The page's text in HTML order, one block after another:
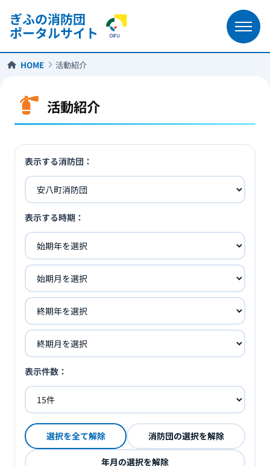
ぎふの消防団
ポータルサイト
HOME 活動紹介
活動紹介
表示する消防団：
表示する時期：
表示件数：
選択を全て解除 消防団の選択を解除
年月の選択を解除